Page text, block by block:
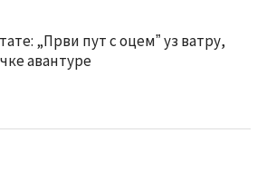
„Први пут с оцемˮ уз ватру,
авантуре